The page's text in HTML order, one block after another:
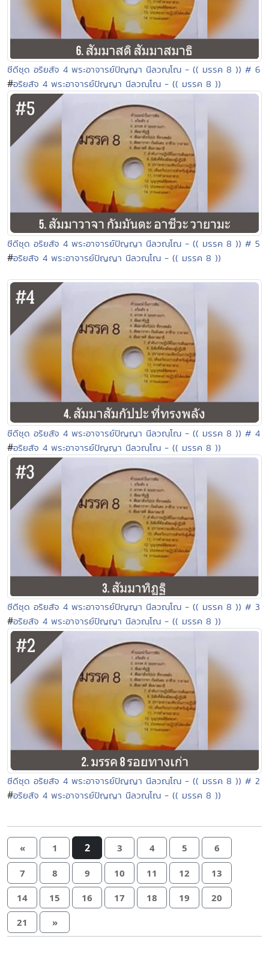
ซีดีชุด อริยสัจ 4 พระอาจารย์ปัญญา นีลวณฺโณ - (( มรรค 8 )) # 6
#อริยสัจ 4 พระอาจารย์ปัญญา นีลวณฺโณ - (( มรรค 8 ))
ซีดีชุด อริยสัจ 4 พระอาจารย์ปัญญา นีลวณฺโณ - (( มรรค 8 )) # 5
#อริยสัจ 4 พระอาจารย์ปัญญา นีลวณฺโณ - (( มรรค 8 ))
ซีดีชุด อริยสัจ 4 พระอาจารย์ปัญญา นีลวณฺโณ - (( มรรค 8 )) # 4
#อริยสัจ 4 พระอาจารย์ปัญญา นีลวณฺโณ - (( มรรค 8 ))
ซีดีชุด อริยสัจ 4 พระอาจารย์ปัญญา นีลวณฺโณ - (( มรรค 8 )) # 3
#อริยสัจ 4 พระอาจารย์ปัญญา นีลวณฺโณ - (( มรรค 8 ))
ซีดีชุด อริยสัจ 4 พระอาจารย์ปัญญา นีลวณฺโณ - (( มรรค 8 )) # 2
#อริยสัจ 4 พระอาจารย์ปัญญา นีลวณฺโณ - (( มรรค 8 ))
« 1 2 3 4 5 6
7 8 9 10 11 12 13
14 15 16 17 18 19 20
21 »